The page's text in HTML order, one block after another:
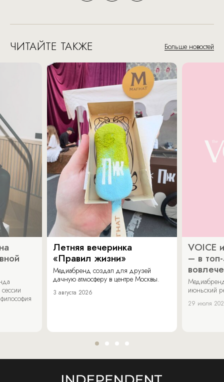
ЧИТАЙТЕ ТАКЖЕ Больше новостей
Летняя вечеринка
«Правил жизни»
Медиабренд создал для друзей
дачную атмосферу в центре Москвы.
3 августа 2026
VOICE
– в
июньский
29 июля